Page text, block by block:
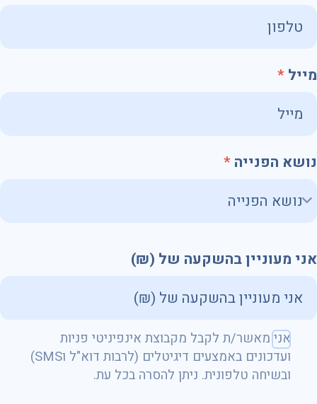
מייל
נושא הפנייה
אני מעוניין בהשקעה של (₪)
שם מלא
אני מאשר/ת לקבל מקבוצת אינפיניטי פניות
ועדכונים באמצעים דיגיטלים (לרבות דוא"ל וSMS)
ובשיחה טלפונית. ניתן להסרה בכל עת.